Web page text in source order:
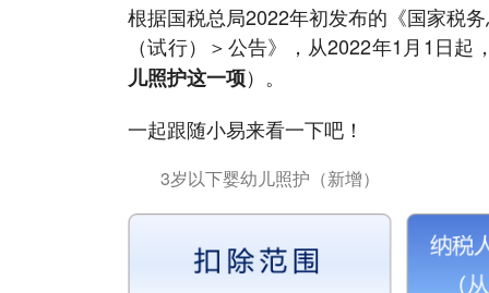
根据国税总局2022年初发布的《国家税
（试行）＞公告》，从2022年1月1日
儿照护这一项）。
一起跟随小易来看一下吧！
3岁以下婴幼儿照护（新增）